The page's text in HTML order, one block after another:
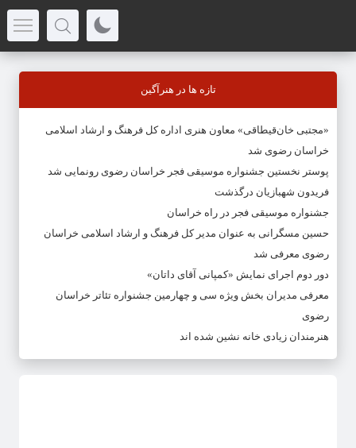
تازه ها در هنرآگین
«مجتبی خان‌قیطاقی» معاون هنری اداره کل فرهنگ و ارشاد اسلامی
خراسان رضوی شد
پوستر نخستین جشنواره موسیقی فجر خراسان رضوی رونمایی شد
فریدون شهبازیان درگذشت
جشنواره موسیقی فجر در راه خراسان
حسین مسگرانی به عنوان مدیر کل فرهنگ و ارشاد اسلامی خراسان
رضوی معرفی شد
دور دوم اجرای نمایش «کمپانی آقای داتان»
معرفی مدیران بخش ویژه سی و چهارمین جشنواره تئاتر خراسان
رضوی
هنرمندان زیادی خانه نشین شده اند